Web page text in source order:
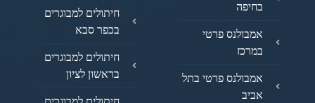
בחיפה
אמבולנס פרטי
במרכז
אמבולנס פרטי בתל
אביב
חיתולים למבוגרים
בכפר סבא
חיתולים למבוגרים
בראשון לציון